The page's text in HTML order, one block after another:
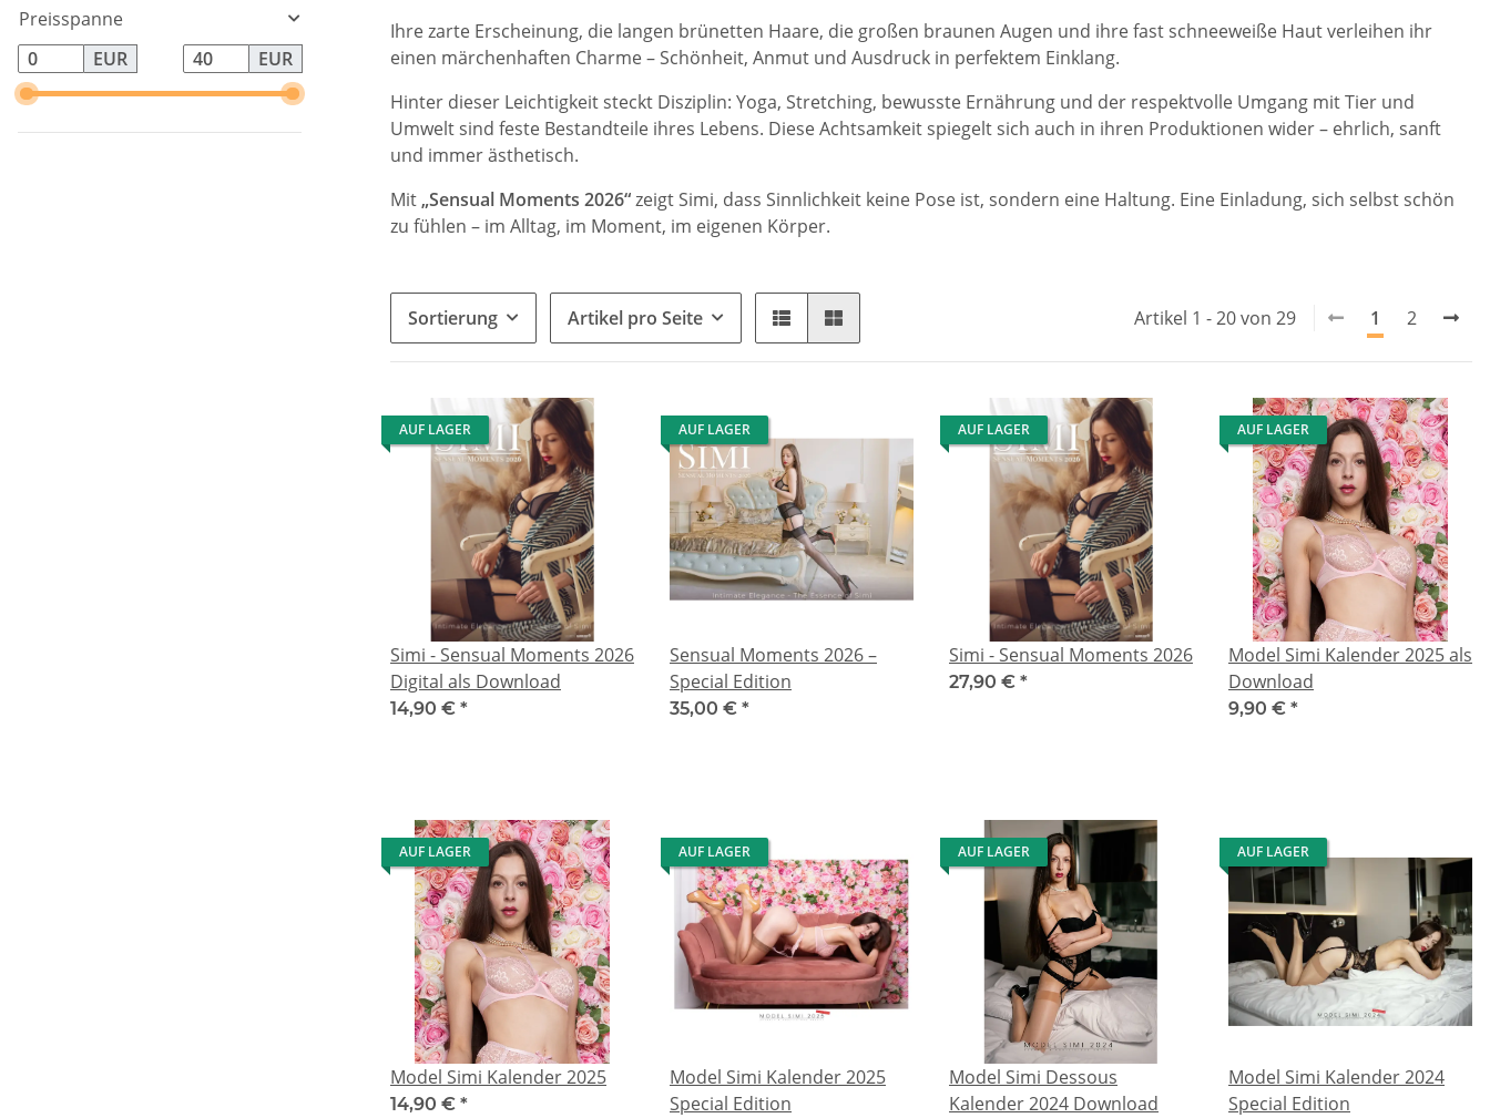
Ihre zarte Erscheinung, die langen brünetten Haare, die großen braunen Augen und ihre fast schneeweiße Haut verleihen ihr
einen märchenhaften Charme – Schönheit, Anmut und Ausdruck in perfektem Einklang.
Hinter dieser Leichtigkeit steckt Disziplin: Yoga, Stretching, bewusste Ernährung und der respektvolle Umgang mit Tier und
Umwelt sind feste Bestandteile ihres Lebens. Diese Achtsamkeit spiegelt sich auch in ihren Produktionen wider – ehrlich, sanft
und immer ästhetisch.
Mit„Sensual Moments 2026“zeigt Simi, dass Sinnlichkeit keine Pose ist, sondern eine Haltung. Eine Einladung, sich selbst schön
zu fühlen – im Alltag, im Moment, im eigenen Körper.
Sortierung Artikel pro Seite Artikel 1 - 20 von 29 1 2
AUF LAGER
Simi - Sensual Moments 2026
Digital als Download
14,90 € *
AUF LAGER
Sensual Moments 2026 –
Special Edition
35,00 € *
AUF LAGER
Simi - Sensual Moments 2026
27,90 € *
AUF LAGER
Model Simi Kalender 2025 als
Download
9,90 € *
AUF LAGER
Model Simi Kalender 2025
14,90 € *
AUF LAGER
Model Simi Kalender 2025
Special Edition
AUF LAGER
Model Simi Dessous
Kalender 2024 Download
AUF LAGER
Model Simi Kalender 2024
Special Edition
Preisspanne
EUR
EUR